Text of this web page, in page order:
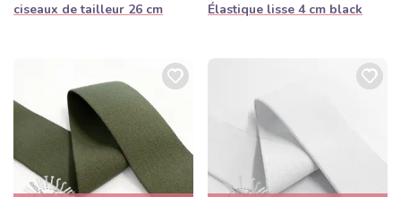
ciseaux de tailleur 26 cm Élastique lisse 4 cm black